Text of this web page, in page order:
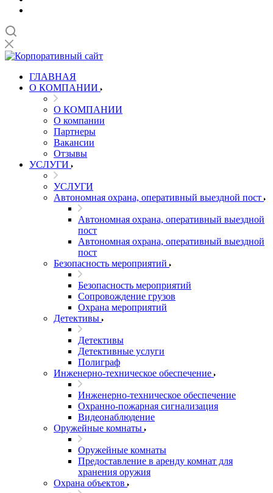
ГЛАВНАЯ
О КОМПАНИИ
О КОМПАНИИ
О компании
Партнеры
Вакансии
Отзывы
УСЛУГИ
УСЛУГИ
Автономная охрана, оперативный выездной пост
Автономная охрана, оперативный выездной
пост
Автономная охрана, оперативный выездной
пост
Безопасность мероприятий
Безопасность мероприятий
Сопровождение грузов
Охрана мероприятий
Детективы
Детективы
Детективные услуги
Полиграф
Инженерно-техническое обеспечение
Инженерно-техническое обеспечение
Охранно-пожарная сигнализация
Видеонаблюдение
Оружейные комнаты
Оружейные комнаты
Предоставление в аренду комнат для
хранения оружия
Охрана объектов